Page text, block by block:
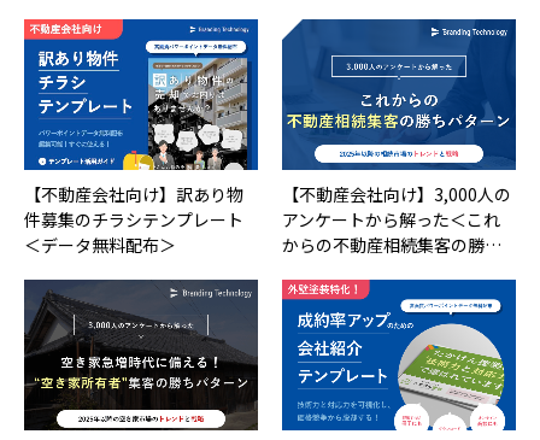
【不動産会社向け】訳あり物
件募集のチラシテンプレート
＜データ無料配布＞
【不動産会社向け】3,000人の
アンケートから解った＜これ
からの不動産相続集客の勝…